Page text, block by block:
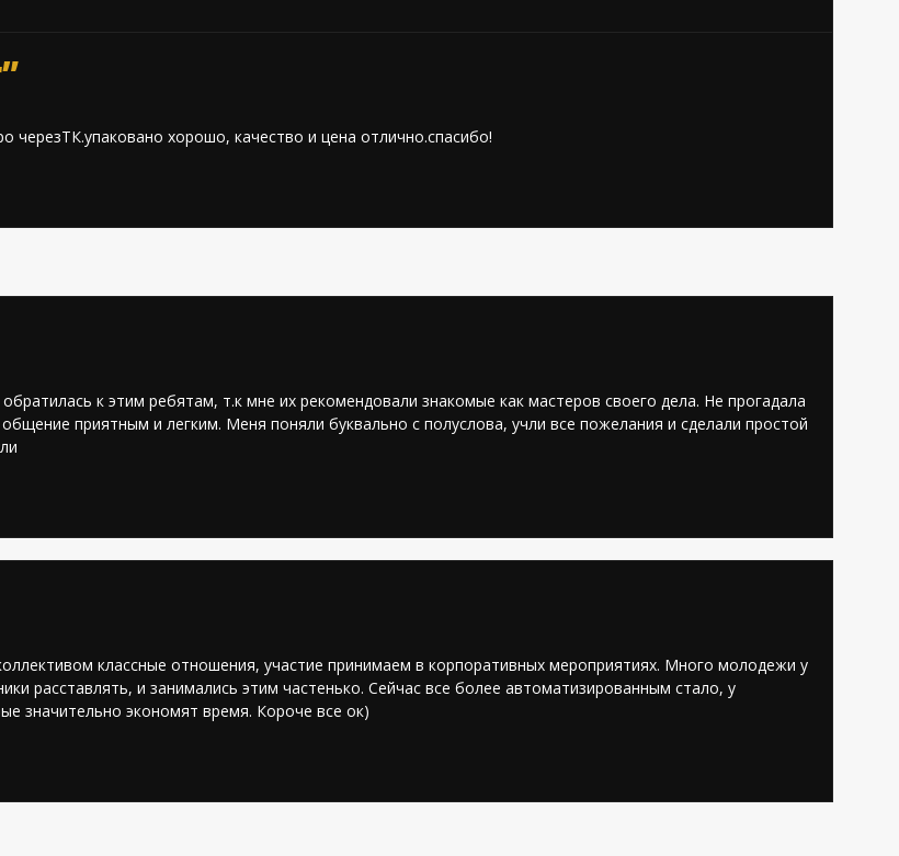
черезТК.упаковано хорошо, качество и цена отлично.спасибо!
к этим ребятам, т.к мне их рекомендовали знакомые как мастеров своего дела. Не прогадала
приятным и легким. Меня поняли буквально с полуслова, учли все пожелания и сделали простой
классные отношения, участие принимаем в корпоративных мероприятиях. Много молодежи у
расставлять, и занимались этим частенько. Сейчас все более автоматизированным стало, у
значительно экономят время. Короче все ок)